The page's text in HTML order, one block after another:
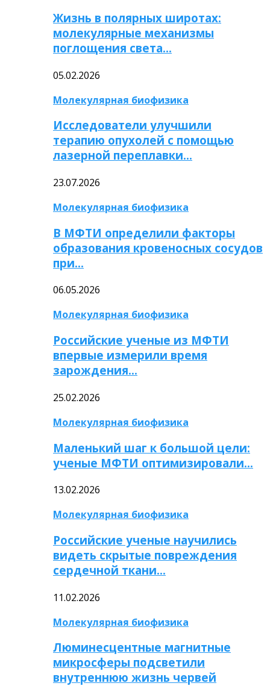
Жизнь в полярных широтах:
молекулярные механизмы
поглощения света…
05.02.2026
Молекулярная биофизика
Исследователи улучшили
терапию опухолей с помощью
лазерной переплавки…
23.07.2026
Молекулярная биофизика
В МФТИ определили факторы
образования кровеносных сосудов
при…
06.05.2026
Молекулярная биофизика
Российские ученые из МФТИ
впервые измерили время
зарождения…
25.02.2026
Молекулярная биофизика
Маленький шаг к большой цели:
ученые МФТИ оптимизировали…
13.02.2026
Молекулярная биофизика
Российские ученые научились
видеть скрытые повреждения
сердечной ткани…
11.02.2026
Молекулярная биофизика
Люминесцентные магнитные
микросферы подсветили
внутреннюю жизнь червей